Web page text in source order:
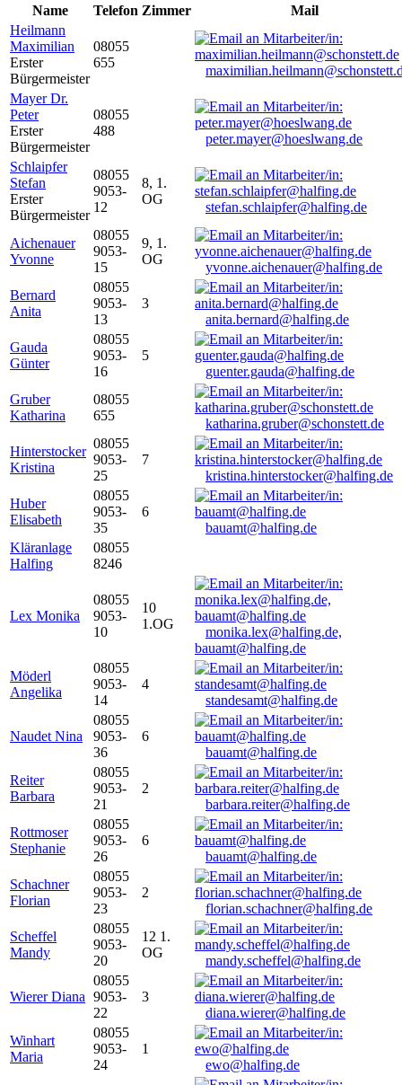
Name
Telefon Zimmer
Mail
Heilmann
Maximilian
Erster
Bürgermeister
08055
655
Mayer Dr.
Peter
Erster
Bürgermeister
08055
488
peter.mayer@hoeslwang.de
Schlaipfer
Stefan
Erster
Bürgermeister
08055
9053-
12
8, 1.
OG
stefan.schlaipfer@halfing.de
Aichenauer
Yvonne
08055
9053-
15
9, 1.
OG
yvonne.aichenauer@halfing.de
Bernard
Anita
08055
9053-
13
3
anita.bernard@halfing.de
Gauda
Günter
08055
9053-
16
5
guenter.gauda@halfing.de
Gruber
Katharina
08055
655
katharina.gruber@schonstett.de
Hinterstocker
Kristina
08055
9053-
25
7
kristina.hinterstocker@halfing.de
Huber
Elisabeth
08055
9053-
35
6
bauamt@halfing.de
Kläranlage
Halfing
08055
8246
Lex Monika
08055
9053-
10
10
1.OG
monika.lex@halfing.de,
bauamt@halfing.de
Möderl
Angelika
08055
9053-
14
4
standesamt@halfing.de
Naudet Nina
08055
9053-
36
6
bauamt@halfing.de
Reiter
Barbara
08055
9053-
21
2
barbara.reiter@halfing.de
Rottmoser
Stephanie
08055
9053-
26
6
bauamt@halfing.de
Schachner
Florian
08055
9053-
23
2
florian.schachner@halfing.de
Scheffel
Mandy
08055
9053-
20
12 1.
OG
mandy.scheffel@halfing.de
Wierer Diana
08055
9053-
22
3
diana.wierer@halfing.de
Winhart
Maria
08055
9053-
24
1
ewo@halfing.de